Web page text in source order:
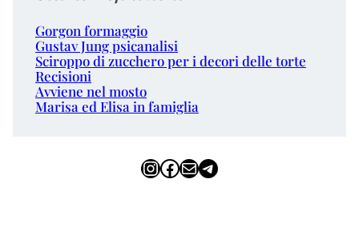
Gorgon formaggio
Gustav Jung psicanalisi
Sciroppo di zucchero per i decori delle torte
Recisioni
Avviene nel mosto
Marisa ed Elisa in famiglia
InstagramFacebook Email Telegram